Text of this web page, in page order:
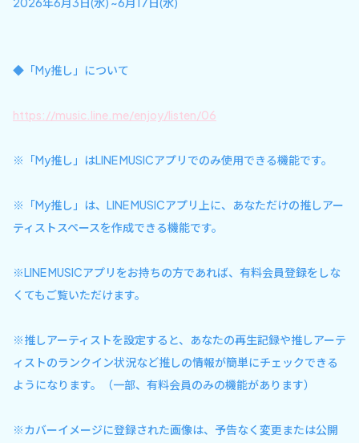
◆「My推し」について
https://music.line.me/enjoy/listen/06
※「My推し」はLINE MUSICアプリでのみ使用できる機能です。
※「My推し」は、LINE MUSICアプリ上に、あなただけの推しアー
ティストスペースを作成できる機能です。
※LINE MUSICアプリをお持ちの方であれば、有料会員登録をしな
くてもご覧いただけます。
※推しアーティストを設定すると、あなたの再生記録や推しアーテ
ィストのランクイン状況など推しの情報が簡単にチェックできる
ようになります。（一部、有料会員のみの機能があります）
※カバーイメージに登録された画像は、予告なく変更または公開